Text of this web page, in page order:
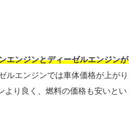
エンジンとディーゼルエンジンが
ルエンジンでは車体価格が上がり
より良く、燃料の価格も安いとい